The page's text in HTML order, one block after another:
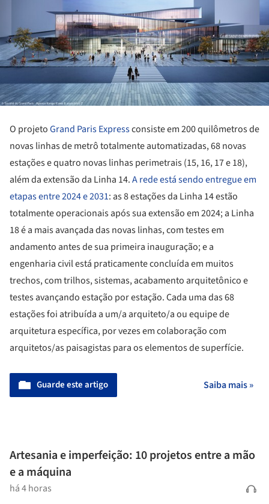
O projetoGrand Paris Expressconsiste em 200 quilômetros de
novas linhas de metrô totalmente automatizadas, 68 novas
estações e quatro novas linhas perimetrais (15, 16, 17 e 18),
além da extensão da Linha 14.A rede está sendo entregue em
etapas entre 2024 e 2031: as 8 estações da Linha 14 estão
totalmente operacionais após sua extensão em 2024; a Linha
18 é a mais avançada das novas linhas, com testes em
andamento antes de sua primeira inauguração; e a
engenharia civil está praticamente concluída em muitos
trechos, com trilhos, sistemas, acabamento arquitetônico e
testes avançando estação por estação. Cada uma das 68
estações foi atribuída a um/a arquiteto/a ou equipe de
arquitetura específica, por vezes em colaboração com
arquitetos/as paisagistas para os elementos de superfície.
Guarde este artigo Saiba mais »
Artesania e imperfeição: 10 projetos entre a mão
e a máquina
há 4 horas